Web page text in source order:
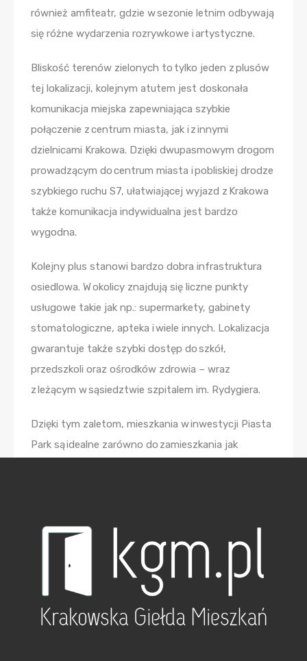
również amfiteatr, gdzie w sezonie letnim odbywają
się różne wydarzenia rozrywkowe i artystyczne.
Bliskość terenów zielonych to tylko jeden z plusów
tej lokalizacji, kolejnym atutem jest doskonała
komunikacja miejska zapewniająca szybkie
połączenie z centrum miasta, jak i z innymi
dzielnicami Krakowa. Dzięki dwupasmowym drogom
prowadzącym do centrum miasta i pobliskiej drodze
szybkiego ruchu S7, ułatwiającej wyjazd z Krakowa
także komunikacja indywidualna jest bardzo
wygodna.
Kolejny plus stanowi bardzo dobra infrastruktura
osiedlowa. W okolicy znajdują się liczne punkty
usługowe takie jak np.: supermarkety, gabinety
stomatologiczne, apteka i wiele innych. Lokalizacja
gwarantuje także szybki dostęp do szkół,
przedszkoli oraz ośrodków zdrowia – wraz
z leżącym w sąsiedztwie szpitalem im. Rydygiera.
Dzięki tym zaletom, mieszkania w inwestycji Piasta
Park są idealne zarówno do zamieszkania jak
na przyszłość.
W wielorodzinnym kompleksie mieszkaniowym
powstaną docelowo 224 lokali o zróżnicowanej
bądź loggiami, z których podziwiać będzie można